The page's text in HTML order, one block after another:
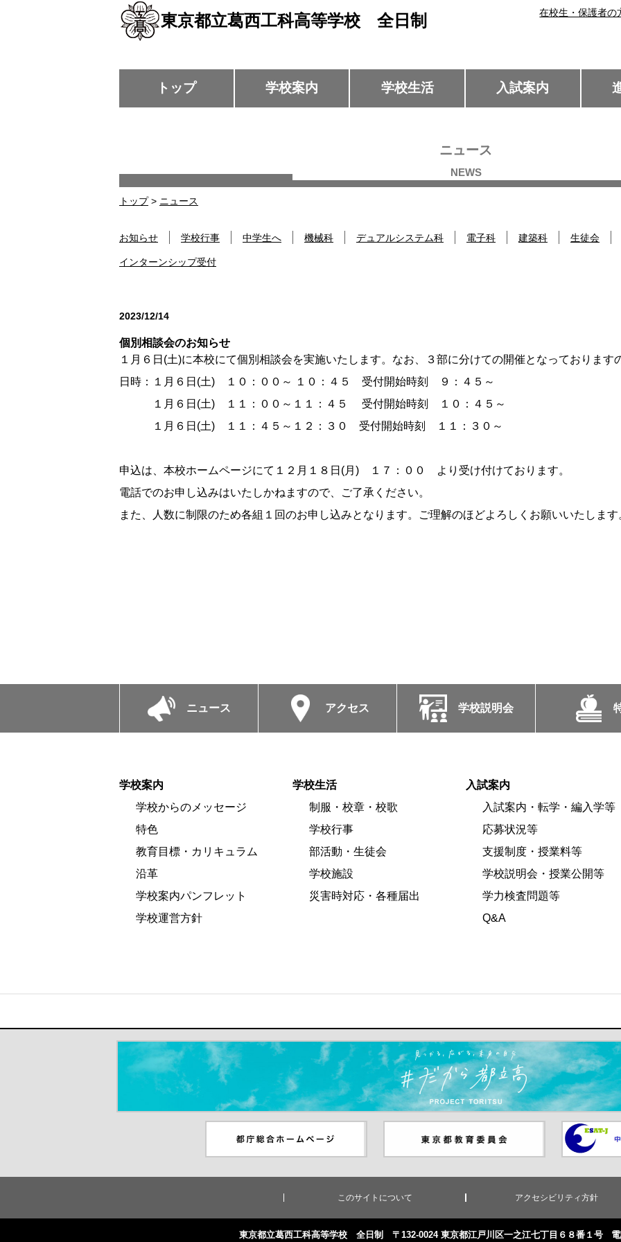
東京都立葛西工科高等学校 全日制
トップ 学校案内 学校生活 入試案内
在校生・保護者の
トップ> ニュース
ニュース
お知らせ 学校行事 中学生へ 機械科 デュアルシステム科 電子科 建築科 生徒会
インターンシップ受付
2023/12/14
個別相談会のお知らせ
１月６日(土)に本校にて個別相談会を実施いたします。なお、３部に分けての開催となっております
日時：１月６日(土) １０：００～ １０：４５ 受付開始時刻 ９：４５～
１月６日(土) １１：００～１１：４５ 受付開始時刻 １０：４５～
１月６日(土) １１：４５～１２：３０ 受付開始時刻 １１：３０～
申込は、本校ホームページにて１２月１８日(月) １７：００ より受け付けております。
電話でのお申し込みはいたしかねますので、ご了承ください。
また、人数に制限のため各組１回のお申し込みとなります。ご理解のほどよろしくお願いいたします
ニュース アクセス 学校説明会
学校案内
学校からのメッセージ
特色
教育目標・カリキュラム
沿革
学校案内パンフレット
学校運営方針
学校生活
制服・校章・校歌
学校行事
部活動・生徒会
学校施設
災害時対応・各種届出
入試案内
入試案内・転学・編入学等
応募状況等
支援制度・授業料等
学校説明会・授業公開等
学力検査問題等
Q&A
＃だから都立高（別ウインドウが開きます）
ンドウが開きます）
ウが開きます）
中学校英語
（別ウイン
このサイトについて アクセシビリティ方針
東京都立葛西工科高等学校 全日制 〒132-0024 東京都江戸川区一之江七丁目６８番１号